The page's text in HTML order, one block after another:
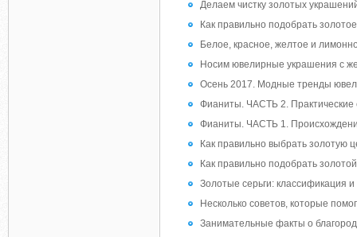
Делаем чистку золотых
Как правильно подобрать
Белое, красное, желтое и
Носим ювелирные украшения с
Осень 2017. Модные тренды
Фианиты. ЧАСТЬ 2.
Фианиты. ЧАСТЬ 1.
Как правильно выбрать золотую
Как правильно подобрать
Золотые серьги: классификация
Несколько советов, которые
Занимательные факты о